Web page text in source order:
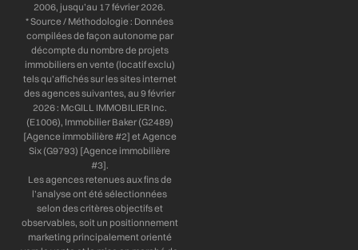
2006, jusqu’au 17 février 2026.
* Source / Méthodologie : Données
compilées de façon autonome par
décompte du nombre de projets
immobiliers en vente (locatif exclu)
tels qu’affichés sur les sites internet
des agences suivantes, au 9 février
2026 : McGILL IMMOBILIER Inc.
(E1006), Immobilier Baker (G2489)
[Agence immobilière #2] et Agence
Six (G9793) [Agence immobilière
#3].
Les agences retenues aux fins de
l’analyse ont été sélectionnées
selon des critères objectifs et
observables, soit un positionnement
marketing principalement orienté